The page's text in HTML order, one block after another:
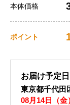
本体価格
ポイント
お届け予定日
東京都千代田
08月14日（金